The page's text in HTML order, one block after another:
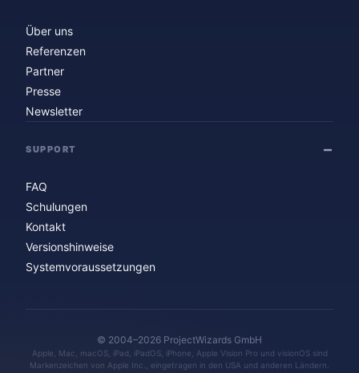
Über uns
Referenzen
Partner
Presse
Newsletter
SUPPORT
FAQ
Schulungen
Kontakt
Versionshinweise
Systemvoraussetzungen
© 2004–2026 ProjectWizards GmbH
Apple, Mac, macOS, iPad, iPadOS, iPhone, Apple Vision Pro und visionOS sind
Markenzeichen von Apple Inc., eingetragen in den USA und anderen Ländern.